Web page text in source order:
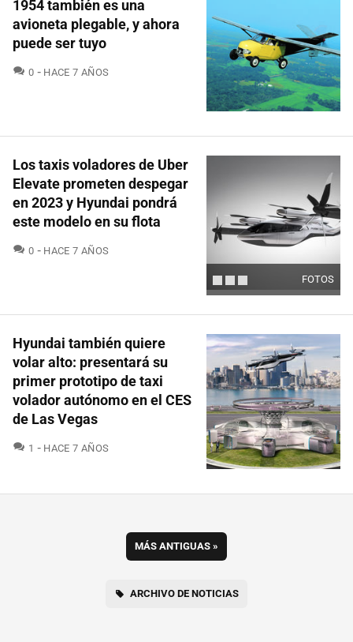
1954 también es una
avioneta plegable, y ahora
puede ser tuyo
0 COMENTARIOS
HACE 7 AÑOS
FOTOS
Los taxis voladores de Uber
Elevate prometen despegar
en 2023 y Hyundai pondrá
este modelo en su flota
0 COMENTARIOS
HACE 7 AÑOS
Hyundai también quiere
volar alto: presentará su
primer prototipo de taxi
volador autónomo en el CES
de Las Vegas
1 COMENTARIOS
HACE 7 AÑOS
MÁS ANTIGUAS »
ARCHIVO DE NOTICIAS